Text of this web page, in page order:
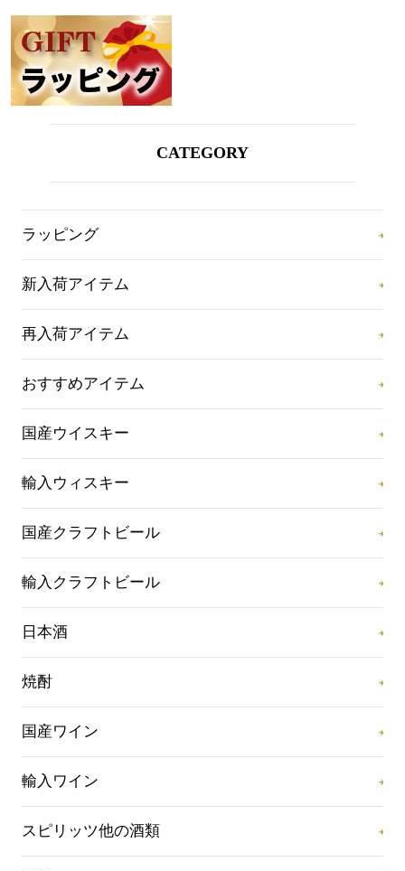
CATEGORY
ラッピング
新入荷アイテム
再入荷アイテム
おすすめアイテム
国産ウイスキー
輸入ウィスキー
国産クラフトビール
輸入クラフトビール
日本酒
焼酎
国産ワイン
輸入ワイン
スピリッツ他の酒類